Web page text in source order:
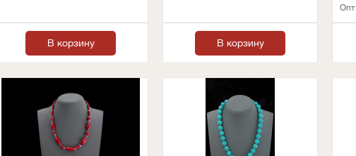
В корзину В корзину